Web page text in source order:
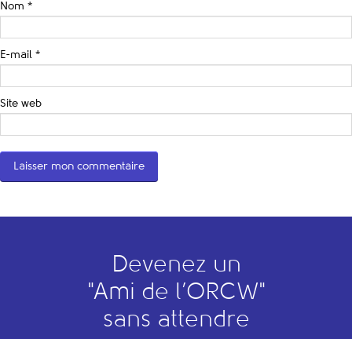
Nom *
E-mail *
Site web
Devenez un
"Ami de l’ORCW"
sans attendre